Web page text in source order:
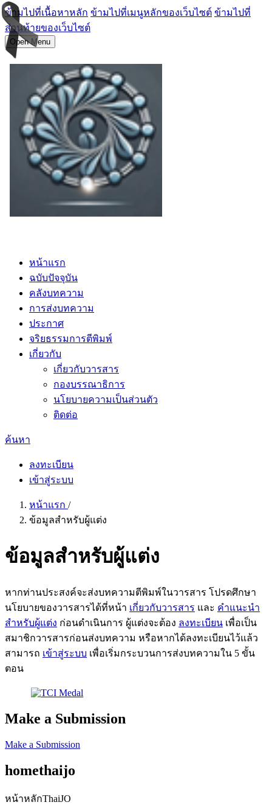
ข้ามไปที่เนื้อหาหลัก ข้ามไปที่เมนูหลักของเว็บไซต์ ข้ามไปที่
ส่วนท้ายของเว็บไซต์
Open Menu
หน้าแรก
ฉบับปัจจุบัน
คลังบทความ
การส่งบทความ
ประกาศ
จริยธรรมการตีพิมพ์
เกี่ยวกับ
เกี่ยวกับวารสาร
กองบรรณาธิการ
นโยบายความเป็นส่วนตัว
ติดต่อ
ค้นหา
ลงทะเบียน
เข้าสู่ระบบ
หน้าแรก /
ข้อมูลสำหรับผู้แต่ง
ข้อมูลสำหรับผู้แต่ง
หากท่านประสงค์จะส่งบทความตีพิมพ์ในวารสาร โปรดศึกษา
นโยบายของวารสารได้ที่หน้า เกี่ยวกับวารสาร และ คำแนะนำ
สำหรับผู้แต่ง ก่อนดำเนินการ ผู้แต่งจะต้อง ลงทะเบียน เพื่อเป็น
สมาชิกวารสารก่อนส่งบทความ หรือหากได้ลงทะเบียนไว้แล้ว
สามารถ เข้าสู่ระบบ เพื่อเริ่มกระบวนการส่งบทความใน 5 ขั้น
ตอน
Make a Submission
Make a Submission
homethaijo
หน้าหลักThaiJO